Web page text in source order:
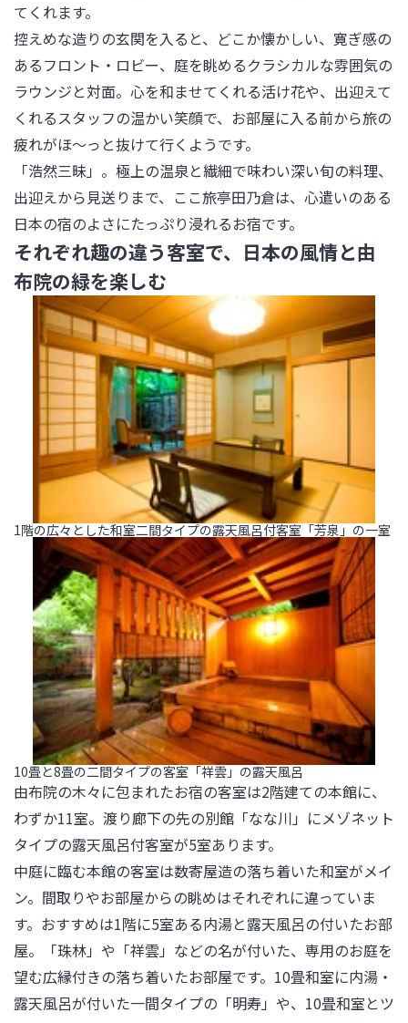
てくれます。
控えめな造りの玄関を入ると、どこか懐かしい、寛ぎ感の
あるフロント・ロビー、庭を眺めるクラシカルな雰囲気の
ラウンジと対面。心を和ませてくれる活け花や、出迎えて
くれるスタッフの温かい笑顔で、お部屋に入る前から旅の
疲れがほ～っと抜けて行くようです。
「浩然三昧」。極上の温泉と繊細で味わい深い旬の料理、
出迎えから見送りまで、ここ旅亭田乃倉は、心遣いのある
日本の宿のよさにたっぷり浸れるお宿です。
それぞれ趣の違う客室で、日本の風情と由
布院の緑を楽しむ
1階の広々とした和室二間タイプの露天風呂付客室「芳泉」の一室
10畳と8畳の二間タイプの客室「祥雲」の露天風呂
由布院の木々に包まれたお宿の客室は2階建ての本館に、
わずか11室。渡り廊下の先の別館「なな川」にメゾネット
タイプの露天風呂付客室が5室あります。
中庭に臨む本館の客室は数寄屋造の落ち着いた和室がメイ
ン。間取りやお部屋からの眺めはそれぞれに違っていま
す。おすすめは1階に5室ある内湯と露天風呂の付いたお部
屋。「珠林」や「祥雲」などの名が付いた、専用のお庭を
望む広縁付きの落ち着いたお部屋です。10畳和室に内湯・
露天風呂が付いた一間タイプの「明寿」や、10畳和室とツ